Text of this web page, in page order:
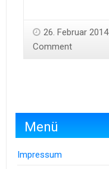
26. Februar 2014
Comment
Menü
Impressum